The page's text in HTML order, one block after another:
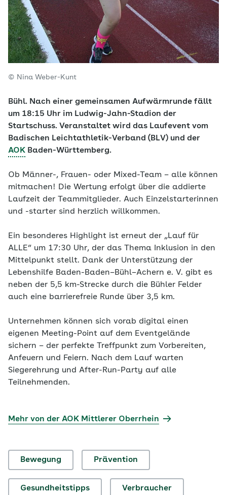
© Nina Weber-Kunt
Bühl. Nach einer gemeinsamen Aufwärmrunde fällt
um 18:15 Uhr im Ludwig-Jahn-Stadion der
Startschuss. Veranstaltet wird das Laufevent vom
Badischen Leichtathletik-Verband (BLV) und der
AOK Baden-Württemberg.
Ob Männer-, Frauen- oder Mixed-Team – alle können
mitmachen! Die Wertung erfolgt über die addierte
Laufzeit der Teammitglieder. Auch Einzelstarterinnen
und -starter sind herzlich willkommen.
Ein besonderes Highlight ist erneut der „Lauf für
ALLE“ um 17:30 Uhr, der das Thema Inklusion in den
Mittelpunkt stellt. Dank der Unterstützung der
Lebenshilfe Baden-Baden–Bühl–Achern e. V. gibt es
neben der 5,5 km-Strecke durch die Bühler Felder
auch eine barrierefreie Runde über 3,5 km.
Unternehmen können sich vorab digital einen
eigenen Meeting-Point auf dem Eventgelände
sichern – der perfekte Treffpunkt zum Vorbereiten,
Anfeuern und Feiern. Nach dem Lauf warten
Siegerehrung und After-Run-Party auf alle
Teilnehmenden.
Mehr von der AOK Mittlerer Oberrhein
Bewegung Prävention
Gesundheitstipps Verbraucher